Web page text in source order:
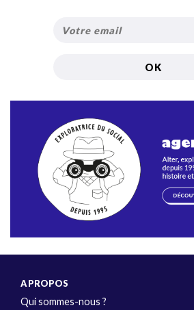
A PROPOS
Qui sommes-nous ?